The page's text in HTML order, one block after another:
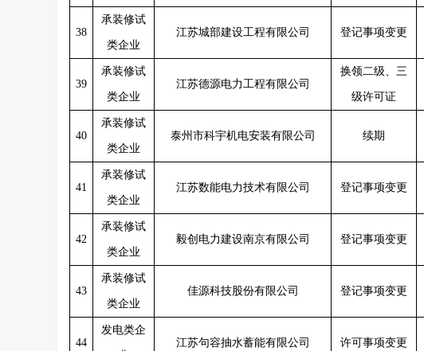
38
承装修试
类企业
江苏城部建设工程有限公司 登记事项变更
39
承装修试
类企业
江苏德源电力工程有限公司
换领二级、三
级许可证
40
承装修试
类企业
泰州市科宇机电安装有限公司 续期
41
承装修试
类企业
江苏数能电力技术有限公司 登记事项变更
42
承装修试
类企业
毅创电力建设南京有限公司 登记事项变更
43
承装修试
类企业
佳源科技股份有限公司 登记事项变更
44
发电类企
江苏句容抽水蓄能有限公司 许可事项变更